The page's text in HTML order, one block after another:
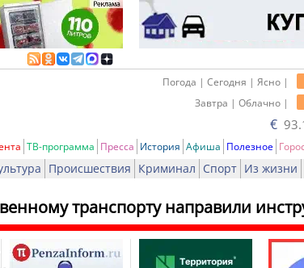
Погода | Сегодня | Ясно |
Завтра | Облачно |
€
ТВ-программа Пресса История Афиша Полезное
Происшествия Криминал Спорт Из жизни
транспорту направили
Печать